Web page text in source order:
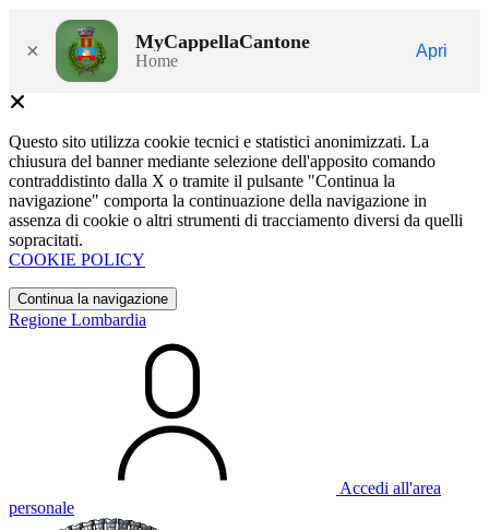
× MyCappellaCantone
Home
Apri
Questo sito utilizza cookie tecnici e statistici anonimizzati. La
chiusura del banner mediante selezione dell'apposito comando
contraddistinto dalla X o tramite il pulsante "Continua la
navigazione" comporta la continuazione della navigazione in
assenza di cookie o altri strumenti di tracciamento diversi da quelli
sopracitati.
COOKIE POLICY
Continua la navigazione
Regione Lombardia
Accedi all'area
personale